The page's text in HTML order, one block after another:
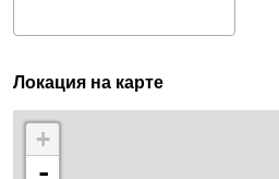
Локация на карте
+
-